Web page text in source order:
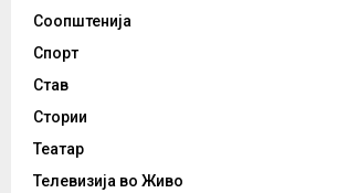
Соопштенија
Спорт
Став
Стории
Театар
Телевизија во Живо